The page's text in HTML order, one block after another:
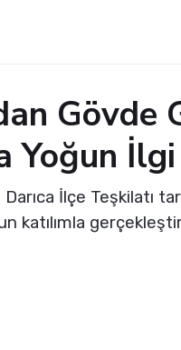
Yoğun İlgi
İlçe Teşkilatı
katılımla